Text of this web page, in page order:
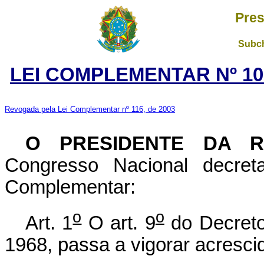
LEI COMPLEMENTAR Nº
Revogada pela Lei Complementar nº 116, de 2003
O PRESIDENTE DA
Congresso Nacional
Complementar:
Art. 1oO art. 9odo
1968, passa a vigorar